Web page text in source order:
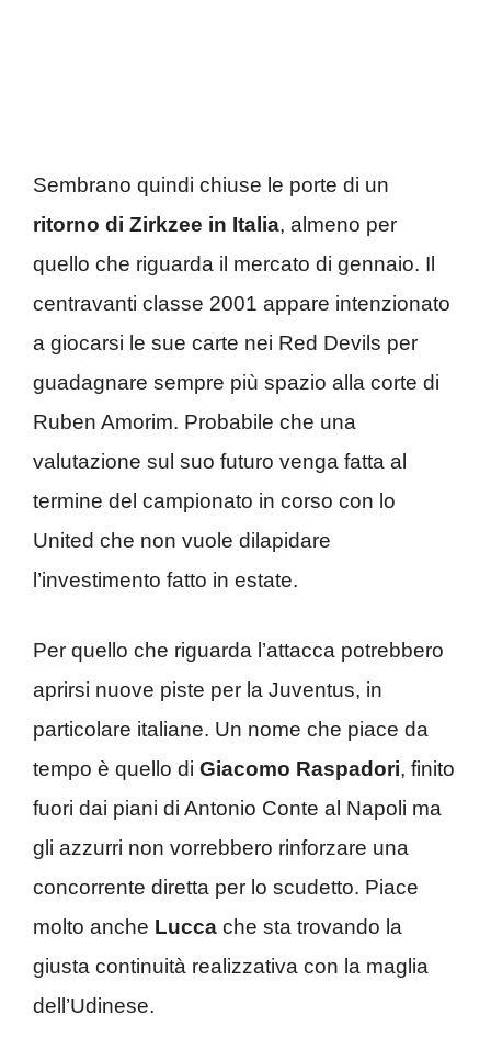
Sembrano quindi chiuse le porte di un
ritorno di Zirkzee in Italia, almeno per
quello che riguarda il mercato di gennaio. Il
centravanti classe 2001 appare intenzionato
a giocarsi le sue carte nei Red Devils per
guadagnare sempre più spazio alla corte di
Ruben Amorim. Probabile che una
valutazione sul suo futuro venga fatta al
termine del campionato in corso con lo
United che non vuole dilapidare
l’investimento fatto in estate.
Per quello che riguarda l’attacca potrebbero
aprirsi nuove piste per la Juventus, in
particolare italiane. Un nome che piace da
tempo è quello di Giacomo Raspadori, finito
fuori dai piani di Antonio Conte al Napoli ma
gli azzurri non vorrebbero rinforzare una
concorrente diretta per lo scudetto. Piace
molto anche Lucca che sta trovando la
giusta continuità realizzativa con la maglia
dell’Udinese.